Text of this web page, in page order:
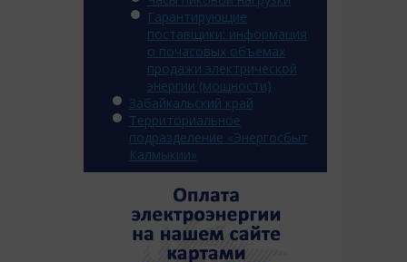
Гарантирующие
поставщики: информация
о почасовых объемах
продажи электрической
энергии (мощности)
Забайкальский край
Территориальное
подразделение «Энергосбыт
Калмыкии»